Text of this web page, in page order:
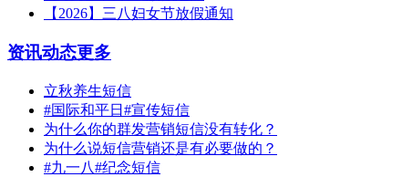
【2026】三八妇女节放假通知
资讯动态更多
立秋养生短信
#国际和平日#宣传短信
为什么你的群发营销短信没有转化？
为什么说短信营销还是有必要做的？
#九一八#纪念短信